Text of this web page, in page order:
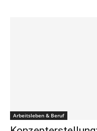
Arbeitsleben & Beruf